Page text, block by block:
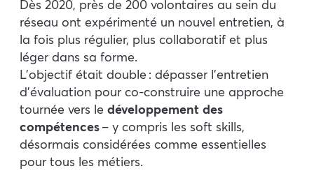
Dès 2020, près de 200 volontaires au sein du
réseau ont expérimenté un nouvel entretien, à
la fois plus régulier, plus collaboratif et plus
léger dans sa forme.
L’objectif était double : dépasser l’entretien
d’évaluation pour co-construire une approche
tournée vers le développement des
compétences– y compris les soft skills,
désormais considérées comme essentielles
pour tous les métiers.​